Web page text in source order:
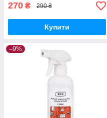
270 ₴ 290 ₴
Купити
–9%